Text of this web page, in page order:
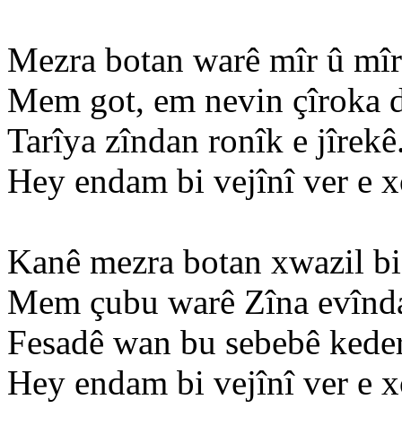
Mezra botan warê mîr û
Mem got, em nevin çîroka
Tarîya zîndan ronîk e
Hey endam bi vejînî ver e
Kanê mezra botan xwazil
Mem çubu warê Zîna
Fesadê wan bu sebebê
Hey endam bi vejînî ver e